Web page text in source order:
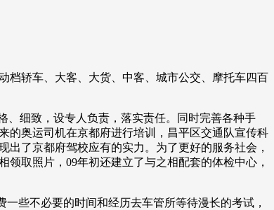
档轿车、大客、大货、中客、城市公交、摩托车四百
细致，设专人负责，落实责任。同时完善各种手
的奥运司机在京都府进行培训，昌平区交通队宣传科
了京都府驾校应有的实力。为了更好的服务社会，
取照片，09年初还建立了与之相配套的体检中心，
些不必要的时间和经历去车管所等待漫长的考试，